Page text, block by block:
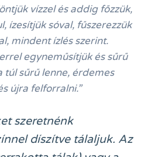
vízzel és addig főzzük,
ízesítjük sóval, fűszerezzük
mindent ízlés szerint.
egyneműsítjük és sűrű
túl sűrű lenne, érdemes
újra felforralni.”
szeretnénk
díszítve tálaljuk. Az